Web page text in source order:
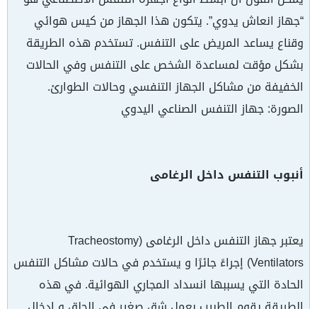
“جهاز انعاش يدوي”. يتكون هذا الجهاز من كيس هوائي
وقناع يساعد المريض على التنفس. تستخدم هذه الطريقة
بشكل مؤقت لمساعدة الشخص على التنفس وفي الحالات
الخفيفة من مشاكل الجهاز التنفسي وحالات الطوارئ.
الصورة: جهاز التنفس الصناعي اليدوي
أنبوب التنفس داخل الرغامى
یعتبر جهاز التنفس داخل الرغامى (Tracheostomy
Ventilators) إجراءً جائرًا و یستخدم في حالات مشاكل التنفس
الحادة التي يسببها انسداد المجاري الهوائية. في هذه